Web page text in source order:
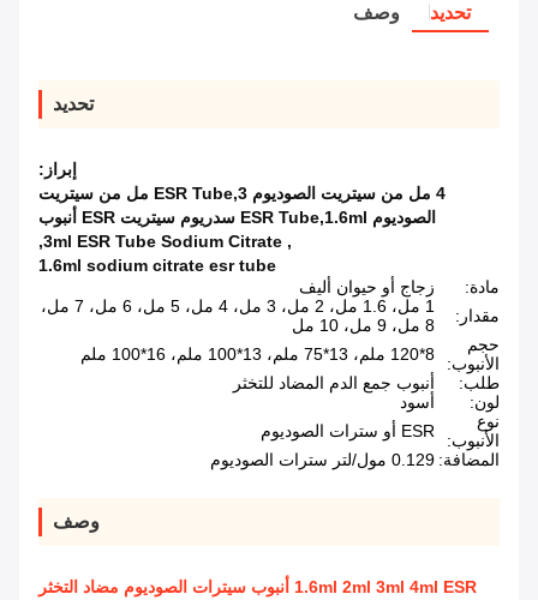
تحديد وصف
تحديد
إبراز:
4 مل من سيتريت الصوديوم ESR Tube,3 مل من سيتريت
الصوديوم ESR Tube,1.6ml سدريوم سيتريت ESR أنبوب
,
3ml ESR Tube Sodium Citrate
,
1.6ml sodium citrate esr tube
مادة:
زجاج أو حيوان أليف
مقدار:
1 مل، 1.6 مل، 2 مل، 3 مل، 4 مل، 5 مل، 6 مل، 7 مل،
8 مل، 9 مل، 10 مل
حجم
الأنبوب:
8*120 ملم، 13*75 ملم، 13*100 ملم، 16*100 ملم
طلب:
أنبوب جمع الدم المضاد للتخثر
لون:
أسود
نوع
الأنبوب:
ESR أو سترات الصوديوم
المضافة: 0.129 مول/لتر سترات الصوديوم
وصف
1.6ml 2ml 3ml 4ml ESR أنبوب سيترات الصوديوم مضاد التخثر